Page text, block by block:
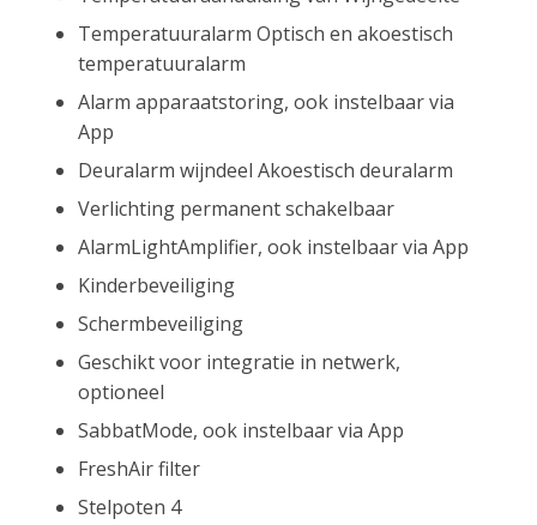
Temperatuuralarm Optisch en akoestisch
temperatuuralarm
Alarm apparaatstoring, ook instelbaar via
App
Deuralarm wijndeel Akoestisch deuralarm
Verlichting permanent schakelbaar
AlarmLightAmplifier, ook instelbaar via App
Kinderbeveiliging
Schermbeveiliging
Geschikt voor integratie in netwerk,
optioneel
SabbatMode, ook instelbaar via App
FreshAir filter
Stelpoten 4